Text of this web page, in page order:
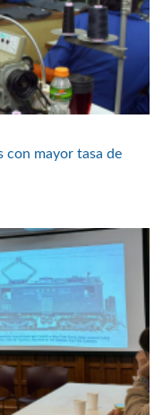
con mayor tasa de